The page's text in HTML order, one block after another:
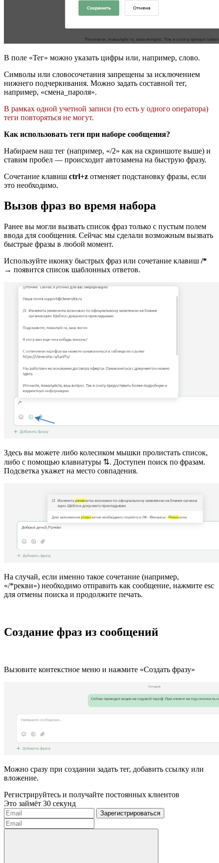
В поле «Тег» можно указать цифры или, например, слово.
Символы или словосочетания запрещены за исключением
нижнего подчеркивания. Можно задать составной тег,
например, «смена_пароля».
В рамках одной учетной записи (то есть у одного оператора)
теги повторяться не могут.
Как использовать теги при наборе сообщения?
Набираем наш тег (например, «/2» как на скриншоте выше) и
ставим пробел — происходит автозамена на быструю фразу.
Сочетание клавиш ctrl+z отменяет подстановку фразы, если
это необходимо.
Вызов фраз во время набора
Ранее вы могли вызвать список фраз только с пустым полем
ввода для сообщения. Сейчас мы сделали возможным вызвать
быстрые фразы в любой момент.
Используйте иконку быстрых фраз или сочетание клавиш /*
→ появится список шаблонных ответов.
Здесь вы можете либо колесиком мышки пролистать список,
либо с помощью клавиатуры ⇅. Доступен поиск по фразам.
Подсветка укажет на место совпадения.
На случай, если именно такое сочетание (например,
«/*рекви») необходимо отправить как сообщение, нажмите esc
для отмены поиска и продолжите печать.
Создание фраз из сообщений
Вызовите контекстное меню и нажмите «Создать фразу»
Можно сразу при создании задать тег, добавить ссылку или
вложение.
Регистрируйтесь и получайте постоянных клиентов
Это займёт 30 секунд